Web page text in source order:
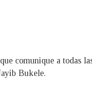
comunique a todas
Bukele.